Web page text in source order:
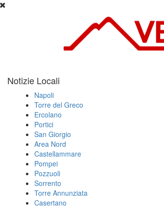
Notizie Locali
Napoli
Torre del Greco
Ercolano
Portici
San Giorgio
Area Nord
Castellammare
Pompei
Pozzuoli
Sorrento
Torre Annunziata
Casertano